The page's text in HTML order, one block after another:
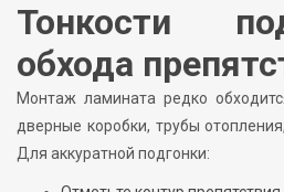
Тонкости
обхода
Монтаж ламината редко
дверные коробки, трубы
Для аккуратной подгонки: